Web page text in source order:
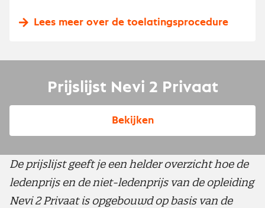
Lees meer over de toelatingsprocedure
Prijslijst Nevi 2 Privaat
Bekijken
De prijslijst geeft je een helder overzicht hoe de
ledenprijs en de niet-ledenprijs van de opleiding
Nevi 2 Privaat is opgebouwd op basis van de